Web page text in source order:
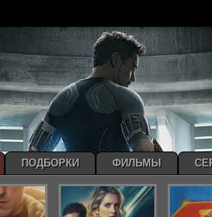
ПОДБОРКИ ФИЛЬМЫ